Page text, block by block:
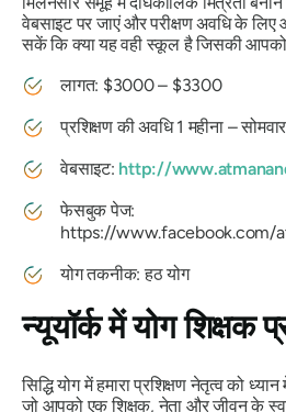
वेबसाइट पर जाएं और परीक्षण अवधि के
सकें कि क्या यह वही स्कूल है जिसकी
लागत: $3000 – $3300
प्रशिक्षण की अवधि 1 महीना –
वेबसाइट: http://
फेसबुक पेज:
https://www.facebook.com/
योग तकनीक: हठ योग
न्यूयॉर्क में योग शिक्षक
सिद्धि योग में हमारा प्रशिक्षण नेतृत्व को
जो आपको एक शिक्षक, नेता और जीवन के